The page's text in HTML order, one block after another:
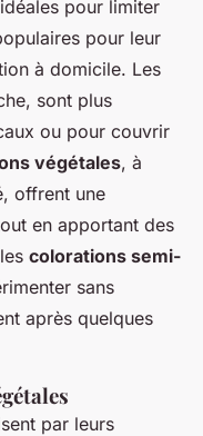
pour limiter
pour leur
à domicile. Les
sont plus
ou pour couvrir
végétales, à
offrent une
en apportant des
colorations semi-
sans
après quelques
par leurs